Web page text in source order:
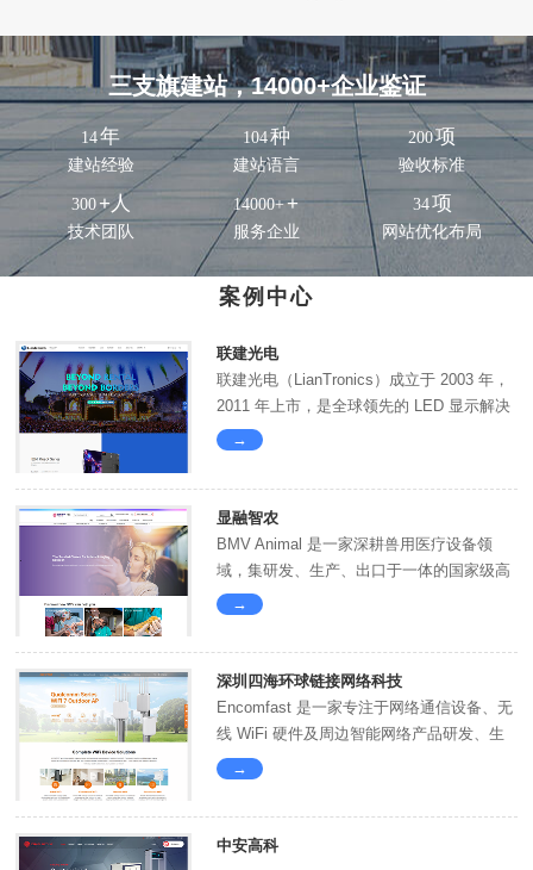
三支旗建站，14000+企业鉴证
14年
建站经验
104种
建站语言
200项
验收标准
300+人
技术团队
14000++
服务企业
34项
网站优化布局
案例中心
联建光电
联建光电（LianTronics）成立于 2003 年，
2011 年上市，是全球领先的 LED 显示解决
方案提供商，集研...
→
显融智农
BMV Animal 是一家深耕兽用医疗设备领
域，集研发、生产、出口于一体的国家级高
新技术企业。专注为宠物诊疗、畜牧养殖...
→
深圳四海环球链接网络科技
Encomfast 是一家专注于网络通信设备、无
线 WiFi 硬件及周边智能网络产品研发、生
产与外贸销售的专业企业，深耕...
→
中安高科